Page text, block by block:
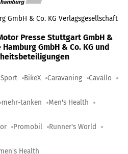
GmbH & Co. KG Verlagsgesellschaft
Presse Stuttgart GmbH &
GmbH & Co. KG und
BikeX Caravaning Cavallo
mehr-tanken Men's Health
Promobil Runner's World
Health